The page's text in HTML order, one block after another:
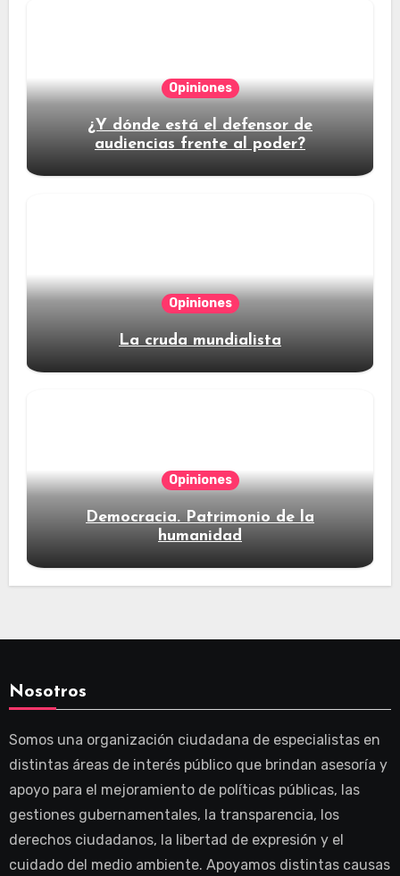
Opiniones
¿Y dónde está el defensor de
audiencias frente al poder?
Opiniones
La cruda mundialista
Opiniones
Democracia. Patrimonio de la
humanidad
Nosotros
Somos una organización ciudadana de especialistas en
distintas áreas de interés público que brindan asesoría y
apoyo para el mejoramiento de políticas públicas, las
gestiones gubernamentales, la transparencia, los
derechos ciudadanos, la libertad de expresión y el
cuidado del medio ambiente. Apoyamos distintas causas